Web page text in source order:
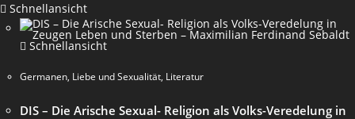
Schnellansicht
Schnellansicht
Germanen, Liebe und Sexualität, Literatur
DIS – Die Arische Sexual- Religion als Volks-Veredelung in